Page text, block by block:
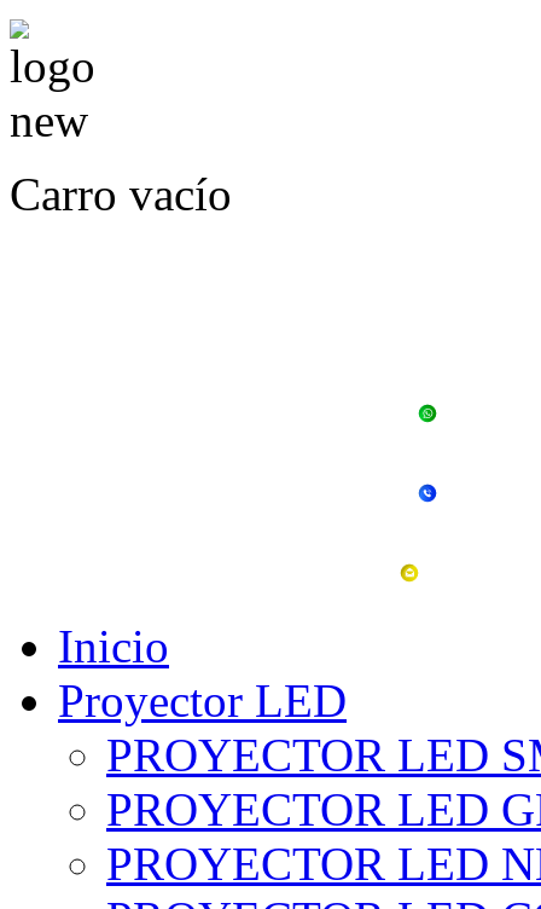
Carro vacío
Inicio
Proyector LED
PROYECTOR LED
PROYECTOR LED
PROYECTOR LED